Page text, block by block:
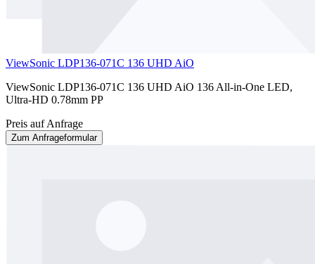
ViewSonic LDP136-071C 136 UHD AiO
ViewSonic LDP136-071C 136 UHD AiO 136 All-in-One LED,
Ultra-HD 0.78mm PP
Preis auf Anfrage
Zum Anfrageformular